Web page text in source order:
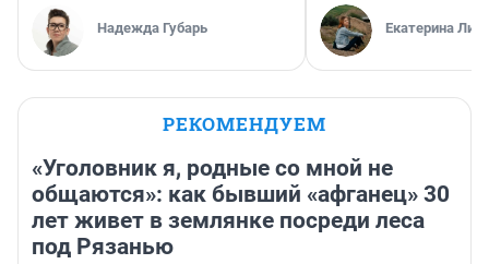
Надежда Губарь Екатерина
РЕКОМЕНДУЕМ
«Уголовник я, родные со мной не
общаются»: как бывший «афганец» 30
лет живет в землянке посреди леса
под Рязанью